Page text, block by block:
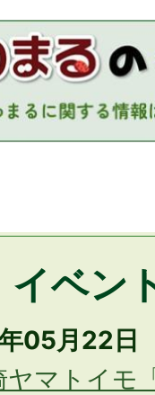
有地に係
ます
の受付を
開催します
イベン
05月22日
ヤマトイモ